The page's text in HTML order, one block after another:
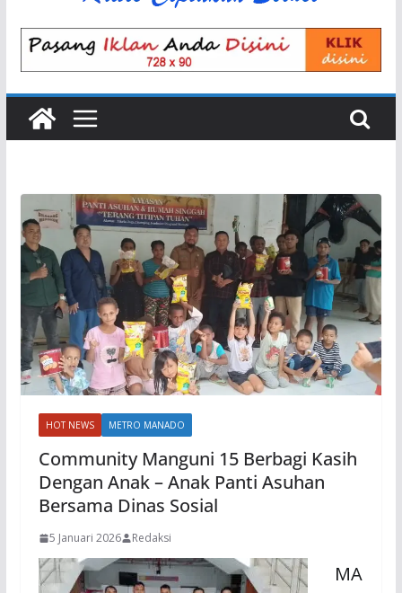
HOT NEWS METRO MANADO
Community Manguni 15 Berbagi Kasih
Dengan Anak – Anak Panti Asuhan
Bersama Dinas Sosial
5 Januari 2026 Redaksi
MA